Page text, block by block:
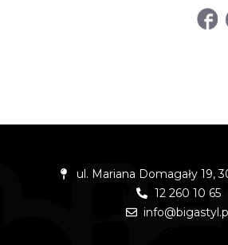
ul. Mariana Domagały 19,
12 260 10 65